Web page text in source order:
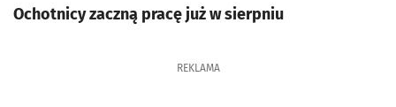
Ochotnicy zaczną pracę już w sierpniu
REKLAMA